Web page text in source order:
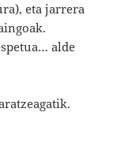
eta jarrera
alde